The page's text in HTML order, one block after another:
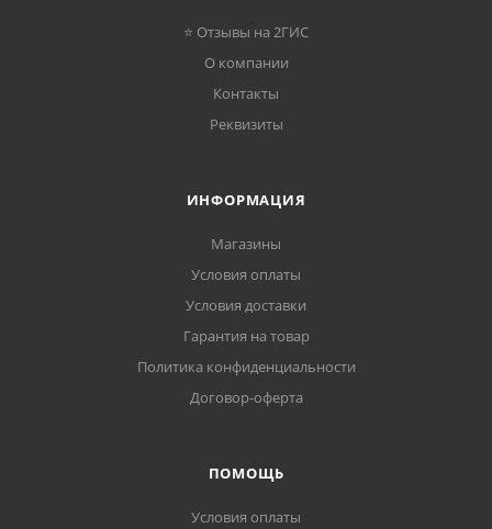
⭐ Отзывы на 2ГИС
О компании
Контакты
Реквизиты
ИНФОРМАЦИЯ
Магазины
Условия оплаты
Условия доставки
Гарантия на товар
Политика конфиденциальности
Договор-оферта
ПОМОЩЬ
Условия оплаты